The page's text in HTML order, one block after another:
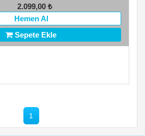
2.099,00 ₺
Hemen Al
Sepete Ekle
1